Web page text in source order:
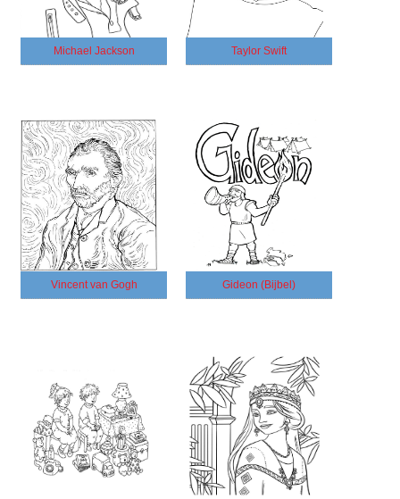
Michael Jackson Taylor Swift
Vincent van Gogh Gideon (Bijbel)